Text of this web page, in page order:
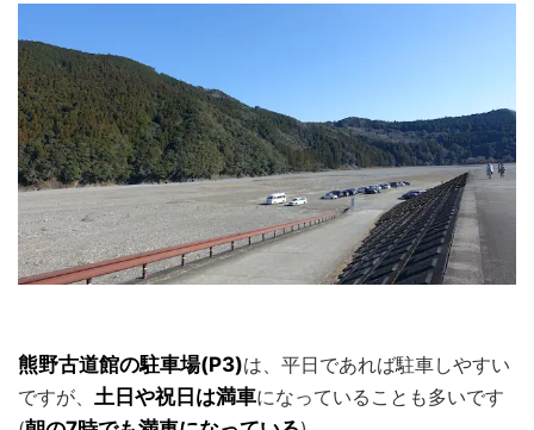
熊野古道館の駐車場(P3)は、平日であれば駐車しやすい
ですが、 土日や祝日は満車になっていることも多いです